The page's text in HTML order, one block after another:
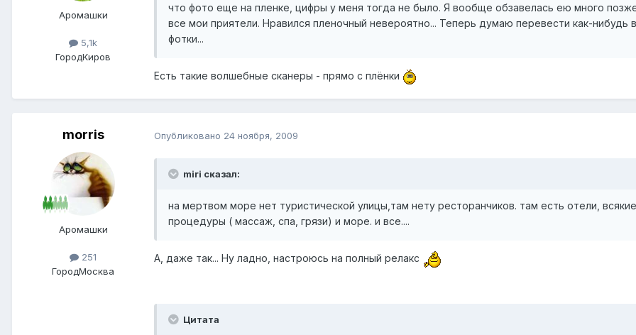
Аромашки
5,1k
ГородКиров
что фото еще на пленке, цифры у меня тогда не было. Я вообще обзавелась ею много
все мои приятели. Нравился пленочный невероятно... Теперь думаю перевести как-нибудь
фотки...
Есть такие волшебные сканеры - прямо с плёнки
morris
Аромашки
251
ГородМосква
Опубликовано 24 ноября, 2009
miri сказал:
на мертвом море нет туристической улицы,там нету ресторанчиков. там есть отели, всякие
процедуры ( массаж, спа, грязи) и море. и все....
А, даже так... Ну ладно, настроюсь на полный релакс
Цитата